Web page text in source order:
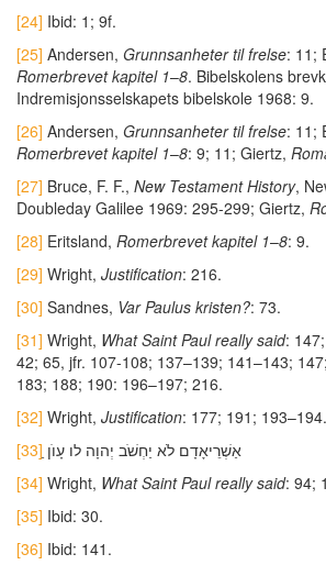
[24] Ibid: 1; 9f.
[25] Andersen, Grunnsanheter til frelse: 11;
Romerbrevet kapitel 1–8. Bibelskolens
Indremisjonsselskapets bibelskole 1968: 9.
[26] Andersen, Grunnsanheter til frelse: 11;
Romerbrevet kapitel 1–8: 9; 11; Giertz,
[27] Bruce, F. F., New Testament History,
Doubleday Galilee 1969: 295-299; Giertz,
[28] Eritsland, Romerbrevet kapitel 1–8: 9.
[29] Wright, Justification: 216.
[30] Sandnes, Var Paulus kristen?: 73.
[31] Wright, What Saint Paul really said:
42; 65, jfr. 107-108; 137–139; 141–143;
183; 188; 190: 196–197; 216.
[32] Wright, Justification: 177; 191; 193–194.
[33] ַאַשְׁרֵיאָדָם לֹא יַחְשֹׁב יְהוָה לו עָוֺן
[34] Wright, What Saint Paul really said: 94;
[35] Ibid: 30.
[36] Ibid: 141.